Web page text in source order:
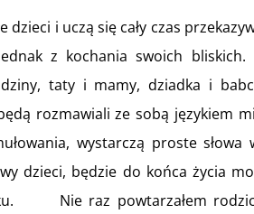
i uczą się cały czas
z kochania swoich
taty i mamy, dziadka i
rozmawiali ze sobą językiem
wystarczą proste
dzieci, będzie do końca życia
Nie raz powtarzałem